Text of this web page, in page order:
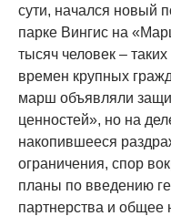
сути, начался новый
парке Вингис на
тысяч человек –
времен крупных
марш объявляли
ценностей», но на
накопившееся
ограничения, спор
планы по введению
партнерства и общее